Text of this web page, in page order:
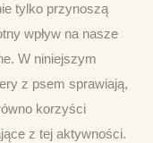
tylko przynoszą
wpływ na nasze
W niniejszym
z psem sprawiają,
korzyści
z tej aktywności.